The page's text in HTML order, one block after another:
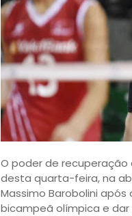
O poder de recuperação
desta quarta-feira, na
Massimo Barobolini
bicampeã olímpica e